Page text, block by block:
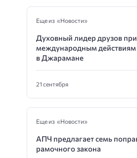
Еще из «Новости»
Духовный лидер друзов
международным действиям
в Джарамане
21 сентября
Еще из «Новости»
АПЧ предлагает семь
рамочного закона